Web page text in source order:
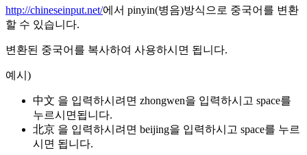
http://chineseinput.net/에서 pinyin(병음)방식으로 중국어를 변환
할 수 있습니다.
변환된 중국어를 복사하여 사용하시면 됩니다.
예시)
中文 을 입력하시려면 zhongwen을 입력하시고 space를
누르시면됩니다.
北京 을 입력하시려면 beijing을 입력하시고 space를 누르
시면 됩니다.